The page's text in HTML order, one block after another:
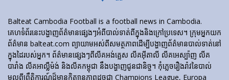
Balteat Cambodia Football is a football news in Cambodia.
គេហទំព័រ​នេះ​បង្ហាញ​ព័ត៌មាន​ផ្សេងៗ​អំពី​បាល់ទាត់​ពី​ក្នុង​និង​ក្រៅ​ប្រទេស។ ក្រុមអ្នកយក
ព័ត៌មាន balteat.com ព្យាយាមអស់ពីសមត្ថភាពដើម្បីបង្ហាញព័ត៌មានបាល់ទាត់នៅ
ក្នុងដៃរបស់អ្នក។ ព័ត៌មានផ្សេងៗពីលីគអង់គ្លេស លីគអ៊ីតាលី លីគអេស្ប៉ាញ លីគ
បារាំង លីគអាល្លឺម៉ង់ និងលីគកម្ពុជា នឹងបង្ហាញជូនជានិច្ច។ កុំភ្លេចរឿងរ៉ាវនៃបាល់
មូលពីព្រឹត្តិការណ៍ដ៏មានកិត្យានុភាពដូចជា Champions League, Europa